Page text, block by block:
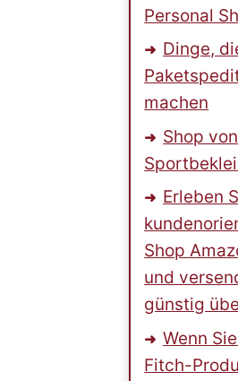
Personal
Dinge,
machen
Shop
Erleben
Shop
und
günstig
Wenn
Fitch-